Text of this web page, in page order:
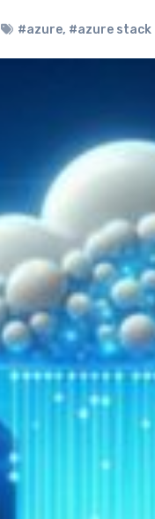
#azure, #azure stack